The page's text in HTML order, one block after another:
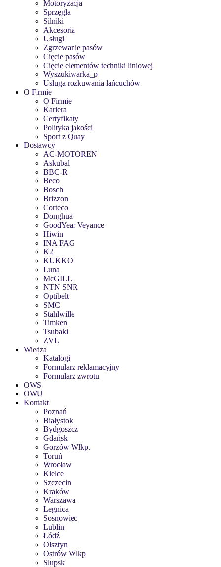
Motoryzacja
Sprzęgła
Silniki
Akcesoria
Usługi
Zgrzewanie pasów
Cięcie pasów
Cięcie elementów techniki liniowej
Wyszukiwarka_p
Usługa rozkuwania łańcuchów
O Firmie
O Firmie
Kariera
Certyfikaty
Polityka jakości
Sport z Quay
Dostawcy
AC-MOTOREN
Askubal
BBC-R
Beco
Bosch
Brizzon
Corteco
Donghua
GoodYear Veyance
Hiwin
INA FAG
K2
KUKKO
Luna
McGILL
NTN SNR
Optibelt
SMC
Stahlwille
Timken
Tsubaki
ZVL
Wiedza
Katalogi
Formularz reklamacyjny
Formularz zwrotu
OWS
OWU
Kontakt
Poznań
Białystok
Bydgoszcz
Gdańsk
Gorzów Wlkp.
Toruń
Wrocław
Kielce
Szczecin
Kraków
Warszawa
Legnica
Sosnowiec
Lublin
Łódź
Olsztyn
Ostrów Wlkp
Slupsk